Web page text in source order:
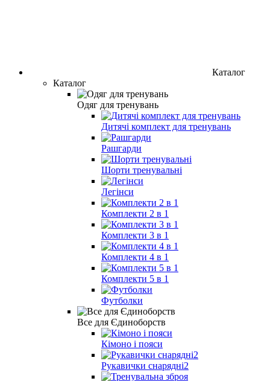
Каталог
Каталог
Одяг для тренувань
Дитячі комплект для тренувань
Рашгарди
Шорти тренувальні
Легінси
Комплекти 2 в 1
Комплекти 3 в 1
Комплекти 4 в 1
Комплекти 5 в 1
Футболки
Все для Єдиноборств
Кімоно і пояси
Рукавички снарядні2